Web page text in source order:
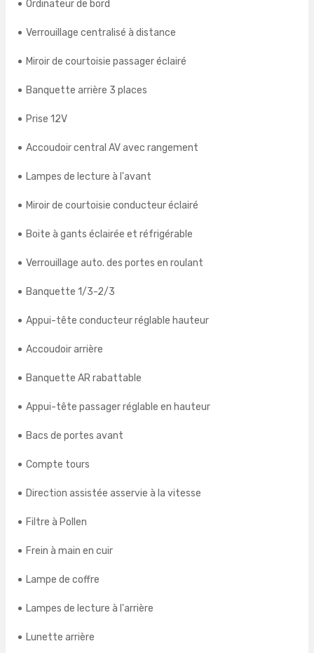
Ordinateur de bord
Verrouillage centralisé à distance
Miroir de courtoisie passager éclairé
Banquette arrière 3 places
Prise 12V
Accoudoir central AV avec rangement
Lampes de lecture à l'avant
Miroir de courtoisie conducteur éclairé
Boite à gants éclairée et réfrigérable
Verrouillage auto. des portes en roulant
Banquette 1/3-2/3
Appui-tête conducteur réglable hauteur
Accoudoir arrière
Banquette AR rabattable
Appui-tête passager réglable en hauteur
Bacs de portes avant
Compte tours
Direction assistée asservie à la vitesse
Filtre à Pollen
Frein à main en cuir
Lampe de coffre
Lampes de lecture à l'arrière
Lunette arrière